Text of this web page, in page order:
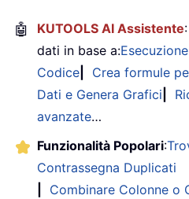
🤖 KUTOOLS AI Assistente
dati in base a:
Codice
Crea formule
Dati e Genera Grafici
avanzate…
Funzionalità Popolari:
Contrassegna Duplicati
Combinare Colonne o